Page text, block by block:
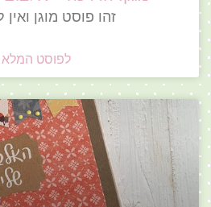
זהו פוסט מוגן ואין
לפוסט המלא